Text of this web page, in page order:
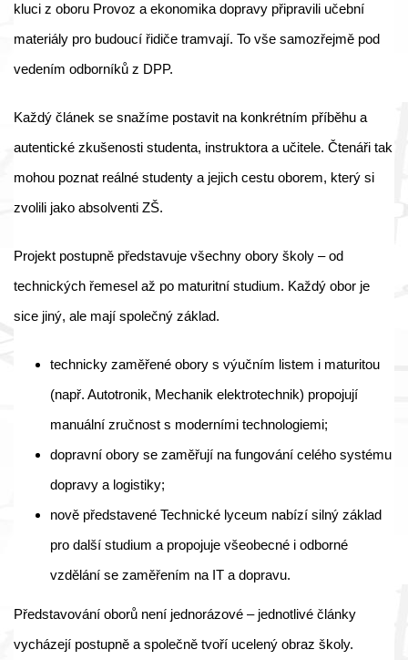
kluci z oboru Provoz a ekonomika dopravy připravili učební
materiály pro budoucí řidiče tramvají. To vše samozřejmě pod
vedením odborníků z DPP.
Každý článek se snažíme postavit na konkrétním příběhu a
autentické zkušenosti studenta, instruktora a učitele. Čtenáři tak
mohou poznat reálné studenty a jejich cestu oborem, který si
zvolili jako absolventi ZŠ.
Projekt postupně představuje všechny obory školy – od
technických řemesel až po maturitní studium. Každý obor je
sice jiný, ale mají společný základ.
technicky zaměřené obory s výučním listem i maturitou
(např. Autotronik, Mechanik elektrotechnik) propojují
manuální zručnost s moderními technologiemi;
dopravní obory se zaměřují na fungování celého systému
dopravy a logistiky;
nově představené Technické lyceum nabízí silný základ
pro další studium a propojuje všeobecné i odborné
vzdělání se zaměřením na IT a dopravu.
Představování oborů není jednorázové – jednotlivé články
vycházejí postupně a společně tvoří ucelený obraz školy.